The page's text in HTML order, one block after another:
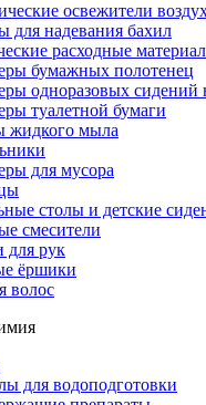
освежители
для надевания бахил
расходные
бумажных полотенец
одноразовых сидений
туалетной бумаги
жидкого мыла
для мусора
столы и детские
смесители
рук
ёршики
волос
для водоподготовки